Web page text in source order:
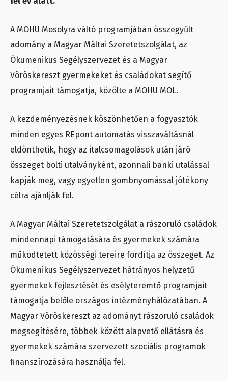
A MOHU Mosolyra váltó programjában összegyűlt
adomány a Magyar Máltai Szeretetszolgálat, az
Ökumenikus Segélyszervezet és a Magyar
Vöröskereszt gyermekeket és családokat segítő
programjait támogatja, közölte a MOHU MOL.
A kezdeményezésnek köszönhetően a fogyasztók
minden egyes REpont automatás visszaváltásnál
eldönthetik, hogy az italcsomagolások után járó
összeget bolti utalványként, azonnali banki utalással
kapják meg, vagy egyetlen gombnyomással jótékony
célra ajánlják fel.
A Magyar Máltai Szeretetszolgálat a rászoruló családok
mindennapi támogatására és gyermekek számára
működtetett közösségi tereire fordítja az összeget. Az
Ökumenikus Segélyszervezet hátrányos helyzetű
gyermekek fejlesztését és esélyteremtő programjait
támogatja belőle országos intézményhálózatában. A
Magyar Vöröskereszt az adományt rászoruló családok
megsegítésére, többek között alapvető ellátásra és
gyermekek számára szervezett szociális programok
finanszírozására használja fel.